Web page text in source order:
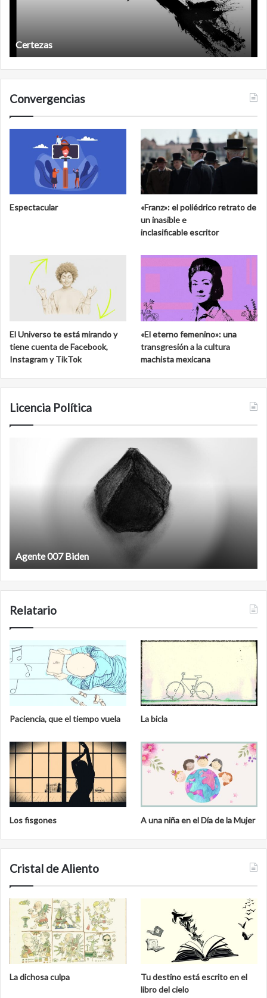
Certezas
Convergencias
Espectacular
«Franz»: el poliédrico retrato de
un inasible e
inclasificable escritor
El Universo te está mirando y
tiene cuenta de Facebook,
Instagram y TikTok
«El eterno femenino»: una
transgresión a la cultura
machista mexicana
Licencia Política
Agente 007 Biden
Relatario
Paciencia, que el tiempo vuela La bicla
Los fisgones A una niña en el Día de la Mujer
Cristal de Aliento
La dichosa culpa
Tu destino está escrito en el
libro del cielo